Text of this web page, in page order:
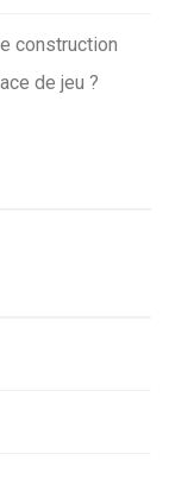
construction
de jeu ?